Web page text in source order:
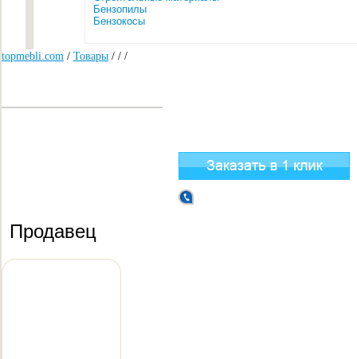
Бензопилы
Бензокосы
topmebli.com / Товары / / /
Продавец